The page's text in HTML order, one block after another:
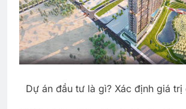
Dự án đầu tư là gì? Xác định giá